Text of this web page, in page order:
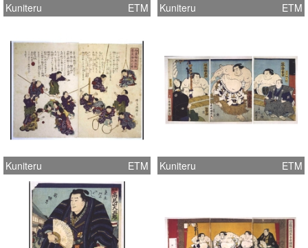
Kuniteru ETM Kuniteru ETM
Kuniteru ETM Kuniteru ETM